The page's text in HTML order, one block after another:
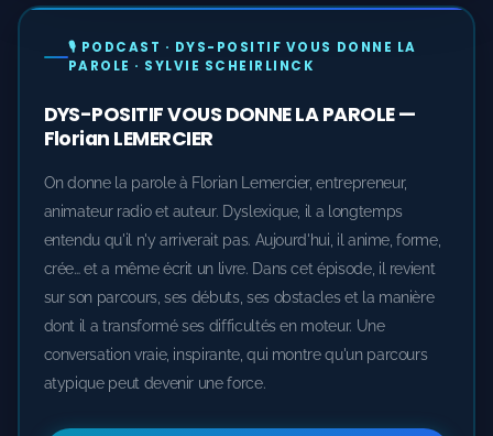
🎙️ PODCAST · DYS-POSITIF VOUS DONNE LA
PAROLE · SYLVIE SCHEIRLINCK
DYS-POSITIF VOUS DONNE LA PAROLE —
Florian LEMERCIER
On donne la parole à Florian Lemercier, entrepreneur,
animateur radio et auteur. Dyslexique, il a longtemps
entendu qu'il n'y arriverait pas. Aujourd'hui, il anime, forme,
crée… et a même écrit un livre. Dans cet épisode, il revient
sur son parcours, ses débuts, ses obstacles et la manière
dont il a transformé ses difficultés en moteur. Une
conversation vraie, inspirante, qui montre qu'un parcours
atypique peut devenir une force.